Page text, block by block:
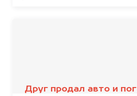
Друг продал авто и